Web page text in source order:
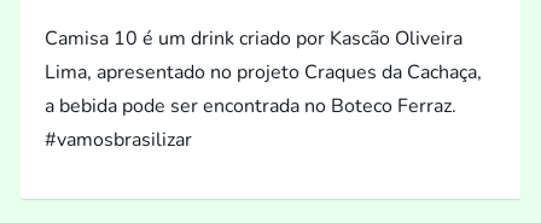
Camisa 10 é um drink criado por Kascão Oliveira
Lima, apresentado no projeto Craques da Cachaça,
a bebida pode ser encontrada no Boteco Ferraz.
#vamosbrasilizar